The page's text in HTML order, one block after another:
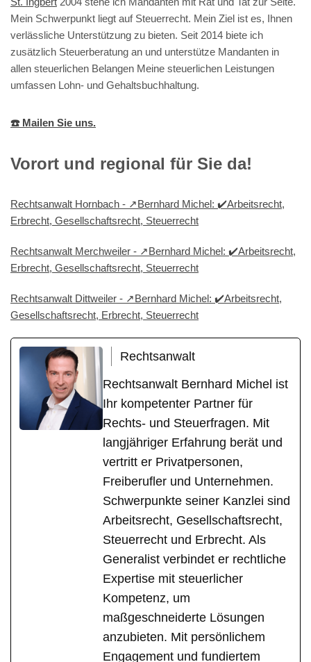
Mein Schwerpunkt liegt auf Steuerrecht. Mein Ziel ist es, Ihnen
verlässliche Unterstützung zu bieten. Seit 2014 biete ich
zusätzlich Steuerberatung an und unterstütze Mandanten in
allen steuerlichen Belangen Meine steuerlichen Leistungen
umfassen Lohn- und Gehaltsbuchhaltung.
☎️ Mailen Sie uns.
Vorort und regional für Sie da!
Rechtsanwalt Hornbach - ↗️Bernhard Michel: ✔️Arbeitsrecht,
Erbrecht, Gesellschaftsrecht, Steuerrecht
Rechtsanwalt Merchweiler - ↗️Bernhard Michel: ✔️Arbeitsrecht,
Erbrecht, Gesellschaftsrecht, Steuerrecht
Rechtsanwalt Dittweiler - ↗️Bernhard Michel: ✔️Arbeitsrecht,
Gesellschaftsrecht, Erbrecht, Steuerrecht
Rechtsanwalt
Rechtsanwalt Bernhard Michel ist
Ihr kompetenter Partner für
Rechts- und Steuerfragen. Mit
langjähriger Erfahrung berät und
vertritt er Privatpersonen,
Freiberufler und Unternehmen.
Schwerpunkte seiner Kanzlei sind
Arbeitsrecht, Gesellschaftsrecht,
Steuerrecht und Erbrecht. Als
Generalist verbindet er rechtliche
Expertise mit steuerlicher
Kompetenz, um
maßgeschneiderte Lösungen
anzubieten. Mit persönlichem
Engagement und fundiertem